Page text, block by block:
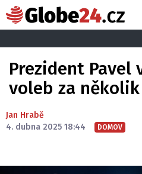
Prezident Pavel
voleb za
Jan Hrabě
4. dubna 2025 18:44
DOMOV